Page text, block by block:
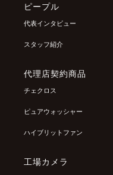
ピープル
代表インタビュー
スタッフ紹介
代理店契約商品
チェクロス
ピュアウォッシャー
ハイブリットファン
工場カメラ